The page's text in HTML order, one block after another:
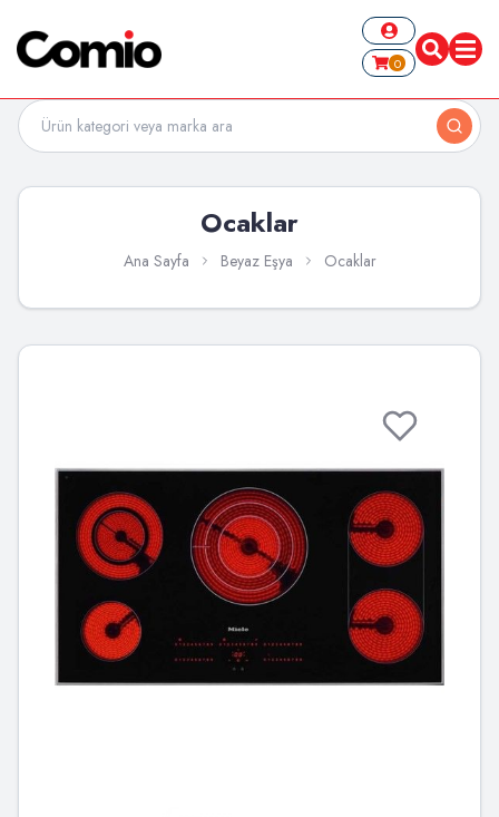
0
Ocaklar
Ana Sayfa Beyaz Eşya Ocaklar